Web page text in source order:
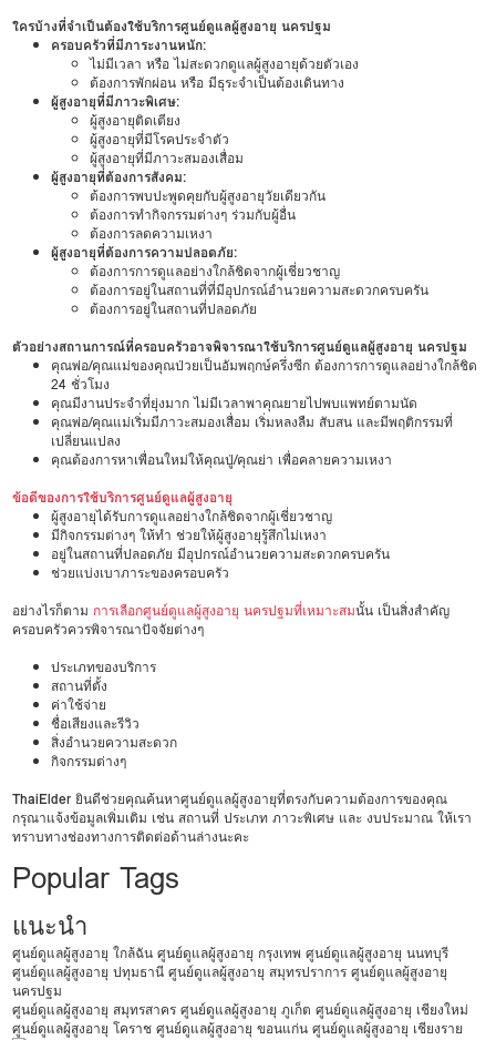
ใครบ้างที่จำเป็นต้องใช้บริการศูนย์ดูแลผู้สูงอายุ นครปฐม
ครอบครัวที่มีภาระงานหนัก:
ไม่มีเวลา หรือ ไม่สะดวกดูแลผู้สูงอายุด้วยตัวเอง
ต้องการพักผ่อน หรือ มีธุระจำเป็นต้องเดินทาง
ผู้สูงอายุที่มีภาวะพิเศษ:
ผู้สูงอายุติดเตียง
ผู้สูงอายุที่มีโรคประจำตัว
ผู้สูงอายุที่มีภาวะสมองเสื่อม
ผู้สูงอายุที่ต้องการสังคม:
ต้องการพบปะพูดคุยกับผู้สูงอายุวัยเดียวกัน
ต้องการทำกิจกรรมต่างๆ ร่วมกับผู้อื่น
ต้องการลดความเหงา
ผู้สูงอายุที่ต้องการความปลอดภัย:
ต้องการการดูแลอย่างใกล้ชิดจากผู้เชี่ยวชาญ
ต้องการอยู่ในสถานที่ที่มีอุปกรณ์อำนวยความสะดวกครบครัน
ต้องการอยู่ในสถานที่ปลอดภัย
ตัวอย่างสถานการณ์ที่ครอบครัวอาจพิจารณาใช้บริการศูนย์ดูแลผู้สูงอายุ นครปฐม
คุณพ่อ/คุณแม่ของคุณป่วยเป็นอัมพฤกษ์ครึ่งซีก ต้องการการดูแลอย่างใกล้ชิด
24 ชั่วโมง
คุณมีงานประจำที่ยุ่งมาก ไม่มีเวลาพาคุณยายไปพบแพทย์ตามนัด
คุณพ่อ/คุณแม่เริ่มมีภาวะสมองเสื่อม เริ่มหลงลืม สับสน และมีพฤติกรรมที่
เปลี่ยนแปลง
คุณต้องการหาเพื่อนใหม่ให้คุณปู่/คุณย่า เพื่อคลายความเหงา
ข้อดีของการใช้บริการศูนย์ดูแลผู้สูงอายุ
ผู้สูงอายุได้รับการดูแลอย่างใกล้ชิดจากผู้เชี่ยวชาญ
มีกิจกรรมต่างๆ ให้ทำ ช่วยให้ผู้สูงอายุรู้สึกไม่เหงา
อยู่ในสถานที่ปลอดภัย มีอุปกรณ์อำนวยความสะดวกครบครัน
ช่วยแบ่งเบาภาระของครอบครัว
อย่างไรก็ตาม การเลือกศูนย์ดูแลผู้สูงอายุ นครปฐมที่เหมาะสมนั้น เป็นสิ่งสำคัญ
ครอบครัวควรพิจารณาปัจจัยต่างๆ
ประเภทของบริการ
สถานที่ตั้ง
ค่าใช้จ่าย
ชื่อเสียงและรีวิว
สิ่งอำนวยความสะดวก
กิจกรรมต่างๆ
ThaiElder ยินดีช่วยคุณค้นหาศูนย์ดูแลผู้สูงอายุที่ตรงกับความต้องการของคุณ
กรุณาแจ้งข้อมูลเพิ่มเติม เช่น สถานที่ ประเภท ภาวะพิเศษ และ งบประมาณ ให้เรา
ทราบทางช่องทางการติดต่อด้านล่างนะคะ
Popular Tags
แนะนำ
ศูนย์ดูแลผู้สูงอายุ ใกล้ฉัน ศูนย์ดูแลผู้สูงอายุ กรุงเทพ ศูนย์ดูแลผู้สูงอายุ นนทบุรี
ศูนย์ดูแลผู้สูงอายุ ปทุมธานี ศูนย์ดูแลผู้สูงอายุ สมุทรปราการ ศูนย์ดูแลผู้สูงอายุ
นครปฐม
ศูนย์ดูแลผู้สูงอายุ สมุทรสาคร ศูนย์ดูแลผู้สูงอายุ ภูเก็ต ศูนย์ดูแลผู้สูงอายุ เชียงใหม่
ศูนย์ดูแลผู้สูงอายุ โคราช ศูนย์ดูแลผู้สูงอายุ ขอนแก่น ศูนย์ดูแลผู้สูงอายุ เชียงราย